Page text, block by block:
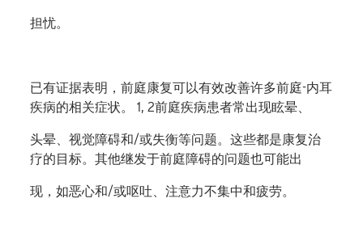
担忧。
已有证据表明，前庭康复可以有效改善许多前庭-内耳
疾病的相关症状。 1, 2前庭疾病患者常出现眩晕、
头晕、视觉障碍和/或失衡等问题。这些都是康复治
疗的目标。其他继发于前庭障碍的问题也可能出
现，如恶心和/或呕吐、注意力不集中和疲劳。